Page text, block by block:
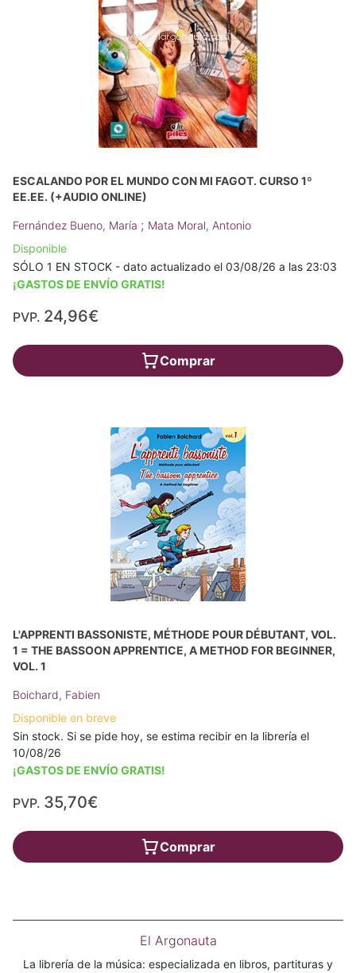
ESCALANDO POR EL MUNDO CON MI FAGOT. CURSO 1º
EE.EE. (+AUDIO ONLINE)
Fernández Bueno, María ; Mata Moral, Antonio
Disponible
SÓLO 1 EN STOCK - dato actualizado el 03/08/26 a las 23:03
¡GASTOS DE ENVÍO GRATIS!
PVP. 24,96€
Comprar
L'APPRENTI BASSONISTE, MÉTHODE POUR DÉBUTANT, VOL.
1 = THE BASSOON APPRENTICE, A METHOD FOR BEGINNER,
VOL. 1
Boichard, Fabien
Disponible en breve
Sin stock. Si se pide hoy, se estima recibir en la librería el
10/08/26
¡GASTOS DE ENVÍO GRATIS!
PVP. 35,70€
Comprar
El Argonauta
La librería de la música: especializada en libros, partituras y